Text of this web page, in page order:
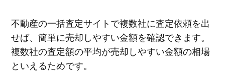
不動産の一括査定サイトで複数社に査定依頼を出
せば、簡単に売却しやすい金額を確認できます。
複数社の査定額の平均が売却しやすい金額の相場
といえるためです。